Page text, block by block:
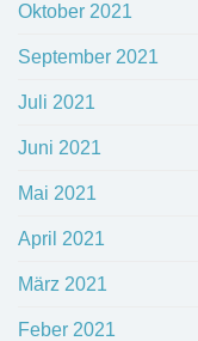
Oktober 2021
September 2021
Juli 2021
Juni 2021
Mai 2021
April 2021
März 2021
Feber 2021